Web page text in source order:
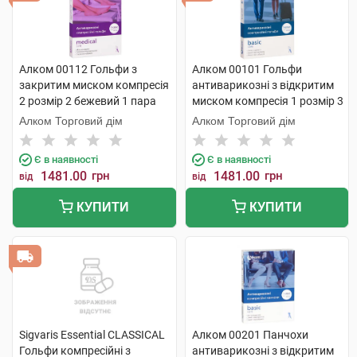
Алком 00112 Гольфи з
закритим миском компресія
2 розмір 2 бежевий 1 пара
Алком Торговий дім
Є в наявності
від 1481.00 грн
КУПИТИ
Алком 00101 Гольфи
антиварикозні з відкритим
миском компресія 1 розмір 3
бежевий 1 пара
Алком Торговий дім
Є в наявності
від 1481.00 грн
КУПИТИ
Sigvaris Essential CLASSICAL
Гольфи компресійні з
Алком 00201 Панчохи
антиварикозні з відкритим